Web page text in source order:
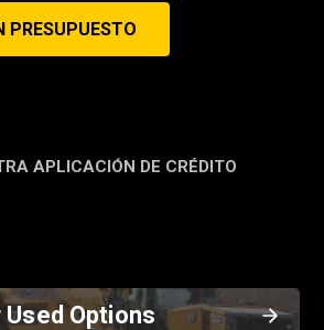
PRESUPUESTO
APLICACIÓN DE CRÉDITO
Options